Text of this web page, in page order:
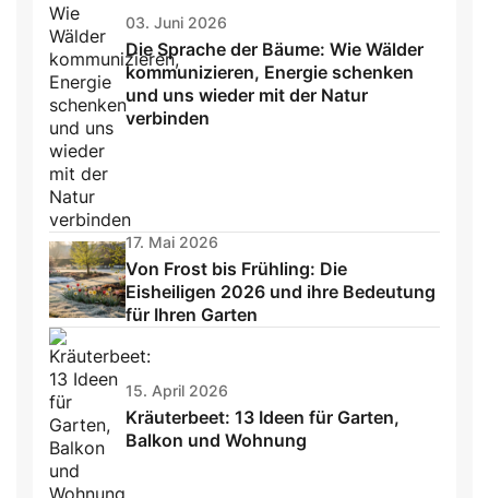
03. Juni 2026
Die Sprache der Bäume: Wie Wälder
kommunizieren, Energie schenken
und uns wieder mit der Natur
verbinden
17. Mai 2026
Von Frost bis Frühling: Die
Eisheiligen 2026 und ihre Bedeutung
für Ihren Garten
15. April 2026
Kräuterbeet: 13 Ideen für Garten,
Balkon und Wohnung